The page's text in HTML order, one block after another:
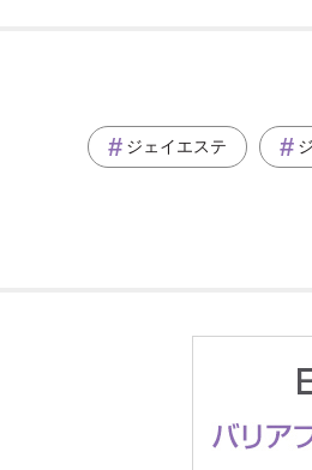
ジェイエステ